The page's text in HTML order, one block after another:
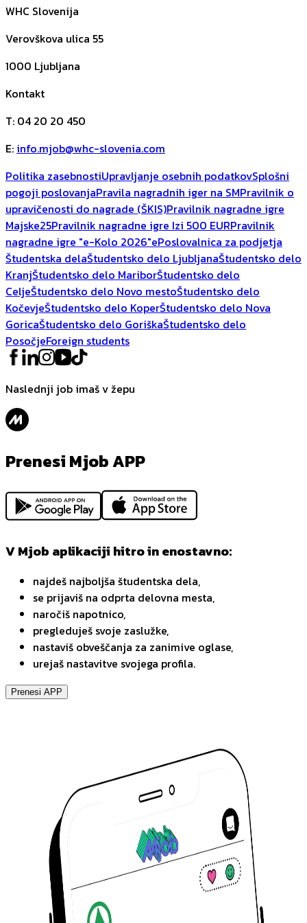
WHC Slovenija
Verovškova ulica 55
1000 Ljubljana
Kontakt
T: 04 20 20 450
E: info.mjob@whc-slovenia.com
Politika zasebnostiUpravljanje osebnih podatkovSplošni
pogoji poslovanjaPravila nagradnih iger na SMPravilnik o
upravičenosti do nagrade (ŠKIS)Pravilnik nagradne igre
Majske25Pravilnik nagradne igre Izi 500 EURPravilnik
nagradne igre "e-Kolo 2026"ePoslovalnica za podjetja
Študentska delaŠtudentsko delo LjubljanaŠtudentsko delo
KranjŠtudentsko delo MariborŠtudentsko delo
CeljeŠtudentsko delo Novo mestoŠtudentsko delo
KočevjeŠtudentsko delo KoperŠtudentsko delo Nova
GoricaŠtudentsko delo GoriškaŠtudentsko delo
PosočjeForeign students
Naslednji job imaš v žepu
Prenesi Mjob APP
V Mjob aplikaciji hitro in enostavno:
najdeš najboljša študentska dela,
se prijaviš na odprta delovna mesta,
naročiš napotnico,
pregleduješ svoje zaslužke,
nastaviš obveščanja za zanimive oglase,
urejaš nastavitve svojega profila.
Prenesi APP